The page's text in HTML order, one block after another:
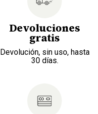
Devoluciones
gratis
Devolución, sin uso, hasta
30 días.